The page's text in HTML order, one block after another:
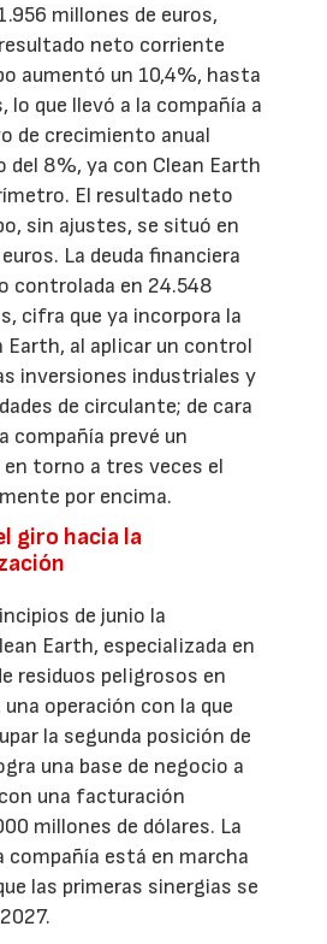
millones de euros,
neto corriente
aumentó un 10,4%, hasta
lo que llevó a la compañía a
de crecimiento anual
del 8%, ya con Clean Earth
El resultado neto
sin ajustes, se situó en
La deuda financiera
controlada en 24.548
cifra que ya incorpora la
Earth, al aplicar un control
inversiones industriales y
de circulante; de cara
compañía prevé un
torno a tres veces el
por encima.
giro hacia la
de junio la
Earth, especializada en
residuos peligrosos en
operación con la que
la segunda posición de
una base de negocio a
una facturación
millones de dólares. La
compañía está en marcha
las primeras sinergias se